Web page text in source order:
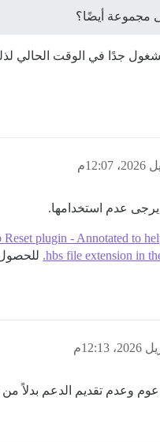
مجموعة أيضًا؟
عدم استخدامها.
Reset plugin - Annotated to
.hbs file extension in
وعدم تقديم الدعم بدلاً